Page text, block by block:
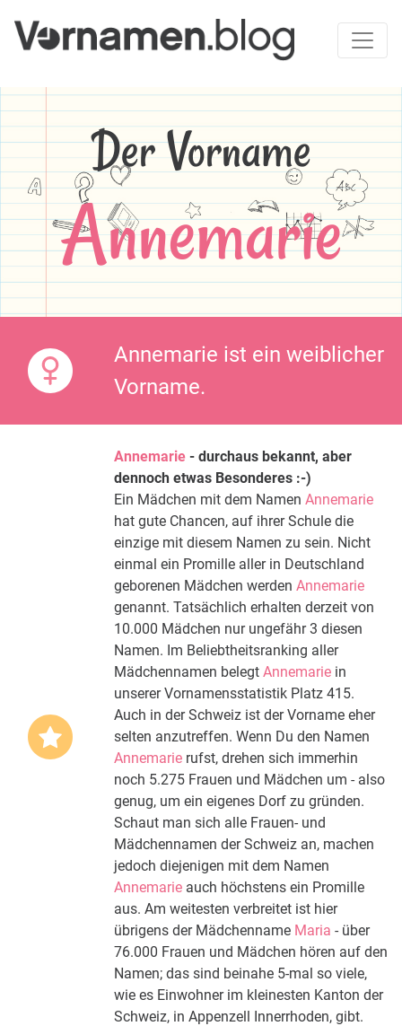
Der Vorname
Annemarie
Annemarie ist ein weiblicher
Vorname.
Annemarie - durchaus bekannt, aber
dennoch etwas Besonderes :-)
Ein Mädchen mit dem Namen Annemarie
hat gute Chancen, auf ihrer Schule die
einzige mit diesem Namen zu sein. Nicht
einmal ein Promille aller in Deutschland
geborenen Mädchen werden Annemarie
genannt. Tatsächlich erhalten derzeit von
10.000 Mädchen nur ungefähr 3 diesen
Namen. Im Beliebtheitsranking aller
Mädchennamen belegt Annemarie in
unserer Vornamensstatistik Platz 415.
Auch in der Schweiz ist der Vorname eher
selten anzutreffen. Wenn Du den Namen
Annemarie rufst, drehen sich immerhin
noch 5.275 Frauen und Mädchen um - also
genug, um ein eigenes Dorf zu gründen.
Schaut man sich alle Frauen- und
Mädchennamen der Schweiz an, machen
jedoch diejenigen mit dem Namen
Annemarie auch höchstens ein Promille
aus. Am weitesten verbreitet ist hier
übrigens der Mädchenname Maria - über
76.000 Frauen und Mädchen hören auf den
Namen; das sind beinahe 5-mal so viele,
wie es Einwohner im kleinesten Kanton der
Schweiz, in Appenzell Innerrhoden, gibt.